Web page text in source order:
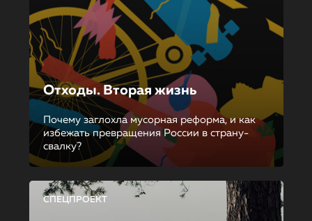
Отходы. Вторая жизнь
Почему заглохла мусорная реформа, и как
избежать превращения России в страну-
свалку?
СПЕЦПРОЕКТ